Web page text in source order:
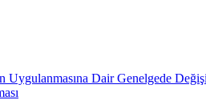
Dair Genelgede